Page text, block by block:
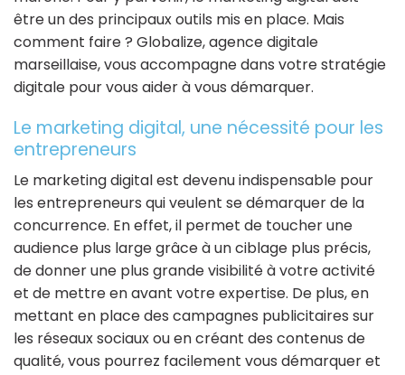
être un des principaux outils mis en place. Mais
comment faire ? Globalize, agence digitale
marseillaise, vous accompagne dans votre stratégie
digitale pour vous aider à vous démarquer.
Le marketing digital, une nécessité pour les
entrepreneurs
Le marketing digital est devenu indispensable pour
les entrepreneurs qui veulent se démarquer de la
concurrence. En effet, il permet de toucher une
audience plus large grâce à un ciblage plus précis,
de donner une plus grande visibilité à votre activité
et de mettre en avant votre expertise. De plus, en
mettant en place des campagnes publicitaires sur
les réseaux sociaux ou en créant des contenus de
qualité, vous pourrez facilement vous démarquer et